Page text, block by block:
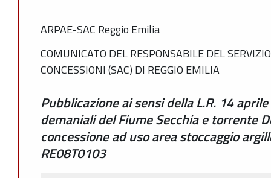
ARPAE-SAC Reggio Emilia
COMUNICATO DEL RESPONSABILE DEL
CONCESSIONI (SAC) DI REGGIO EMILIA
Pubblicazione ai sensi della L.R. 14
demaniali del Fiume Secchia e torrente
concessione ad uso area stoccaggio
RE08T0103